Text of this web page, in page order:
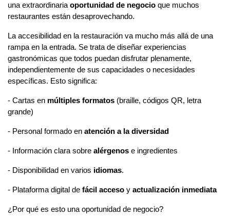
una extraordinaria oportunidad de negocio que muchos
restaurantes están desaprovechando.
La accesibilidad en la restauración va mucho más allá de una
rampa en la entrada. Se trata de diseñar experiencias
gastronómicas que todos puedan disfrutar plenamente,
independientemente de sus capacidades o necesidades
específicas. Esto significa:
- Cartas en múltiples formatos (braille, códigos QR, letra
grande)
- Personal formado en atención a la diversidad
- Información clara sobre alérgenos e ingredientes
- Disponibilidad en varios idiomas.
- Plataforma digital de fácil acceso y actualización inmediata
¿Por qué es esto una oportunidad de negocio?